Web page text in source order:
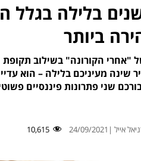
בלילה בגלל
ביותר
"אחרי הקורונה" בשילוב תקופת
שינה מעיניכם בלילה – הוא
שני פתרונות פיננסיים
אייל | 24/09/2021
10,615